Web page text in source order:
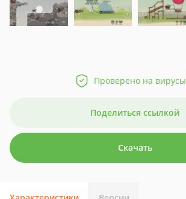
Проверено на вирусы
Поделиться ссылкой
Скачать